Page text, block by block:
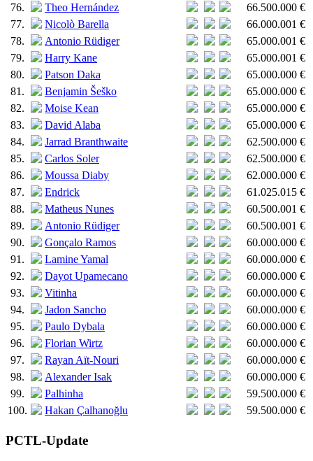
76.
Theo Hernández
66.500.000 €
77.
Nicolò Barella
66.000.001 €
78.
Antonio Rüdiger
65.000.001 €
79.
Harry Kane
65.000.001 €
80.
Patson Daka
65.000.000 €
81.
Benjamin Šeško
65.000.000 €
82.
Moise Kean
65.000.000 €
83.
David Alaba
65.000.000 €
84.
Jarrad Branthwaite
62.500.000 €
85.
Carlos Soler
62.500.000 €
86.
Moussa Diaby
62.000.000 €
87.
Endrick
61.025.015 €
88.
Matheus Nunes
60.500.001 €
89.
Antonio Rüdiger
60.500.001 €
90.
Gonçalo Ramos
60.000.000 €
91.
Lamine Yamal
60.000.000 €
92.
Dayot Upamecano
60.000.000 €
93.
Vitinha
60.000.000 €
94.
Jadon Sancho
60.000.000 €
95.
Paulo Dybala
60.000.000 €
96.
Florian Wirtz
60.000.000 €
97.
Rayan Aït-Nouri
60.000.000 €
98.
Alexander Isak
60.000.000 €
99.
Palhinha
59.500.000 €
100.
Hakan Çalhanoğlu 59.500.000 €
PCTL-Update